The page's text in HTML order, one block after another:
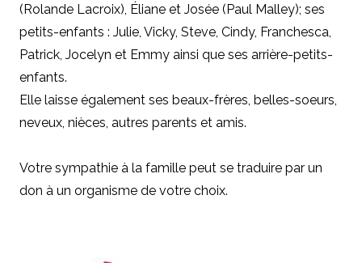
(Rolande Lacroix), Éliane et Josée (Paul Malley); ses
petits-enfants : Julie, Vicky, Steve, Cindy, Franchesca,
Patrick, Jocelyn et Emmy ainsi que ses arrière-petits-
enfants.
Elle laisse également ses beaux-frères, belles-soeurs,
neveux, nièces, autres parents et amis.
Votre sympathie à la famille peut se traduire par un
don à un organisme de votre choix.